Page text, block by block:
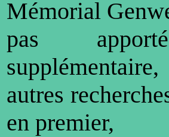
Mémorial
pas
autres
en premier,